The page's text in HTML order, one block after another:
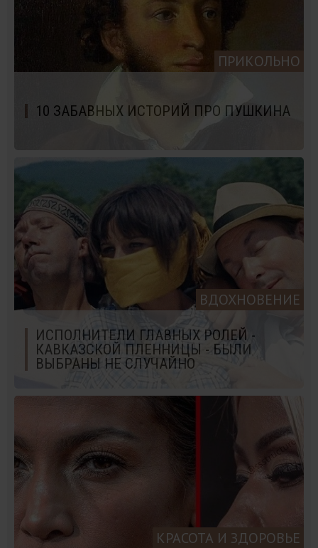
ПРИКОЛЬНО
10 ЗАБАВНЫХ ИСТОРИЙ ПРО ПУШКИНА
ВДОХНОВЕНИЕ
ИСПОЛНИТЕЛИ ГЛАВНЫХ РОЛЕЙ -
КАВКАЗСКОЙ ПЛЕННИЦЫ - БЫЛИ
ВЫБРАНЫ НЕ СЛУЧАЙНО
КРАСОТА И ЗДОРОВЬЕ